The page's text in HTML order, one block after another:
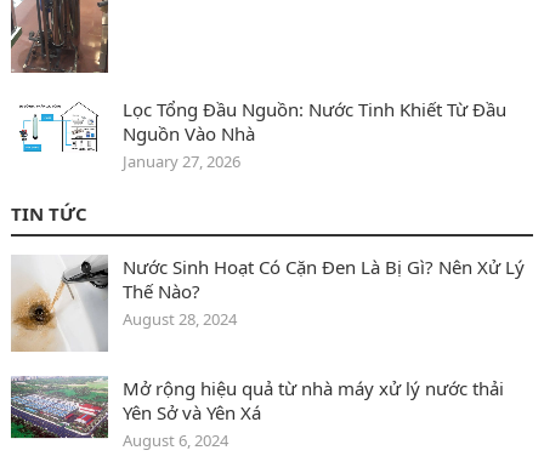
Lọc Tổng Đầu Nguồn: Nước Tinh Khiết Từ Đầu
Nguồn Vào Nhà
January 27, 2026
TIN TỨC
Nước Sinh Hoạt Có Cặn Đen Là Bị Gì? Nên Xử Lý
Thế Nào?
August 28, 2024
Mở rộng hiệu quả từ nhà máy xử lý nước thải
Yên Sở và Yên Xá
August 6, 2024